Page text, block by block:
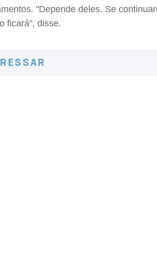
"Depende deles. Se
ficará", disse.